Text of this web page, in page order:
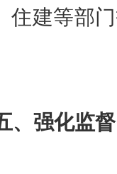
住建等部
、强化监